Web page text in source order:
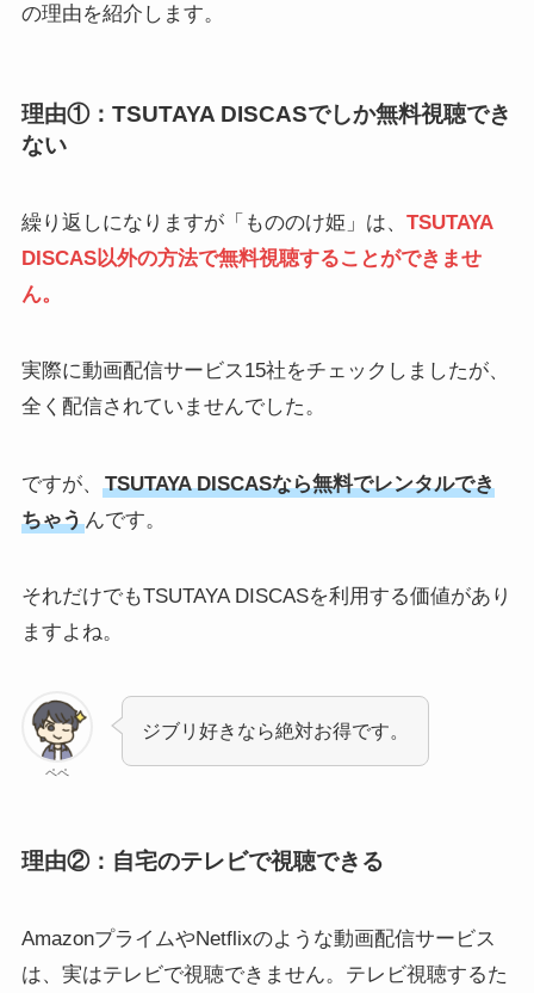
の理由を紹介します。
理由①：TSUTAYA DISCASでしか無料視聴でき
ない
繰り返しになりますが「もののけ姫」は、 TSUTAYA
DISCAS以外の方法で無料視聴することができませ
ん。
実際に動画配信サービス15社をチェックしましたが、
全く配信されていませんでした。
ですが、
TSUTAYA DISCASなら無料でレンタルでき
ちゃうんです。
それだけでもTSUTAYA DISCASを利用する価値があり
ますよね。
ペペ
ジブリ好きなら絶対お得です。
理由②：自宅のテレビで視聴できる
AmazonプライムやNetflixのような動画配信サービス
は、実はテレビで視聴できません。テレビ視聴するた